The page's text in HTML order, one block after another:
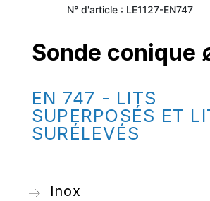
N° d'article : LE1127-EN747
Sonde conique
EN 747 - LITS
SUPERPOSÉS ET
SURÉLEVÉS
Inox